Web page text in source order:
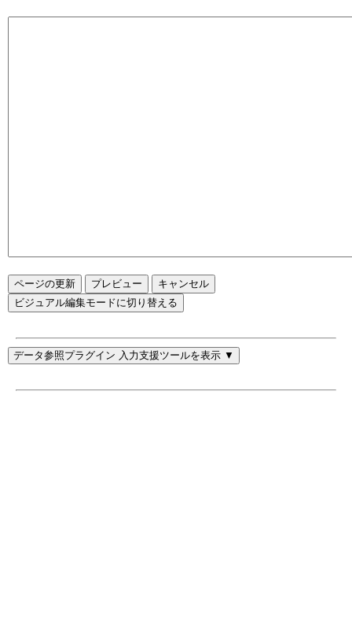
ページの更新
ビジュアル編集モードに切り替える
データ参照プラグイン 入力支援ツールを表示 ▼